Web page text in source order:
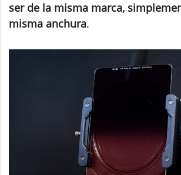
ser de la misma marca,
misma anchura.